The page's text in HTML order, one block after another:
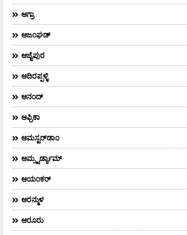
ಆಗ್ರಾ
ಆಜಂಘಡ್
ಆಜೈಪುರ
ಆದಿರಪ್ಪಳ್ಳಿ
ಆನಂದ್‌
ಆಫ್ರಿಕಾ
ಆಮಸ್ಟರ್‌ಡಾಂ
ಆಮ್ಸ್ಟರ್ಡ್ಯಾಮ್
ಆಯಂಕರ್
ಆರನ್ಮುಳ
ಆರೂರು